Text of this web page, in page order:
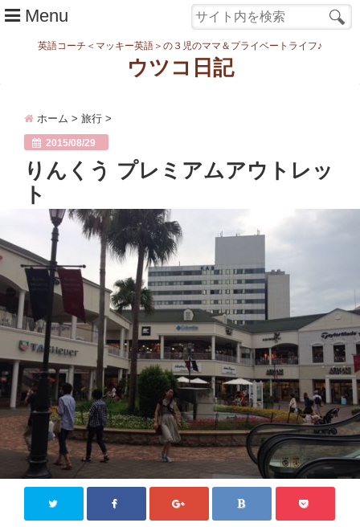
Menu
まなむすめ
家族ネタ
スタディ
転勤・引越
妊娠・出産
ジモティー情報
沖縄
徳島
香川
英語コーチ＜マッキー英語＞の３児のママ＆プライベートライフ♪
ウツコ日記
ホーム > 旅行 >
2015/08/29
りんくう プレミアムアウトレッ
ト